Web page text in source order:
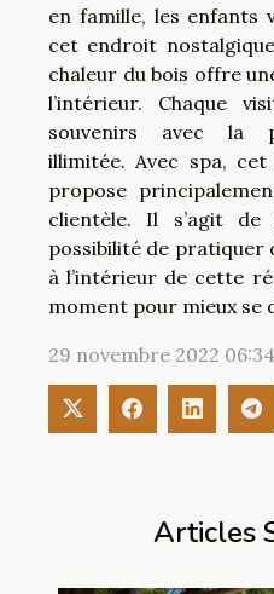
Articles
en famille, les enfants
cet endroit
chaleur du bois offre
l’intérieur. Chaque
souvenirs avec la
illimitée. Avec spa,
propose
clientèle. Il s’agit de
possibilité de pratiquer
à l’intérieur de cette
moment pour mieux se
29 novembre 2022 06:34